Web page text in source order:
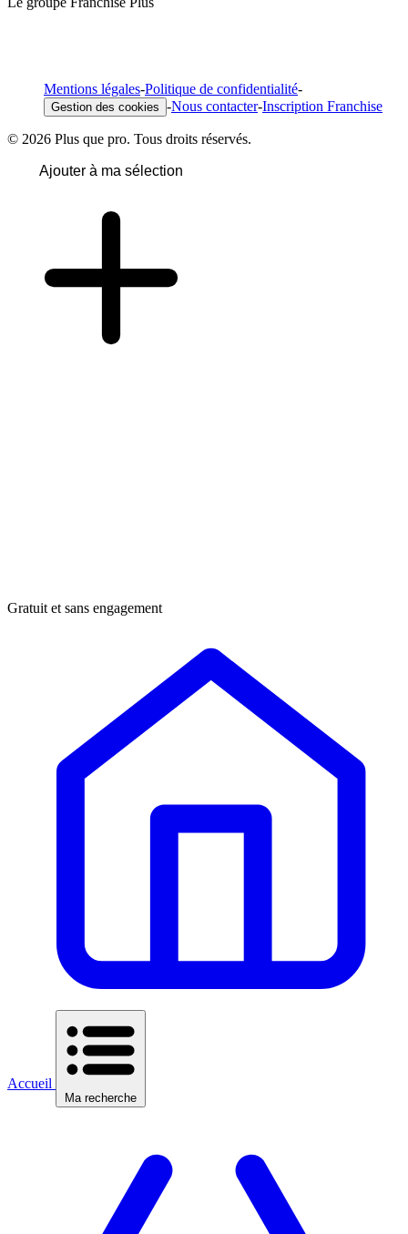
Mentions légales-Politique de confidentialité-
Gestion des cookies -Nous contacter-Inscription Franchise
© 2026 Plus que pro. Tous droits réservés.
Ajouter à ma sélection
Gratuit et sans engagement
Accueil
Ma recherche